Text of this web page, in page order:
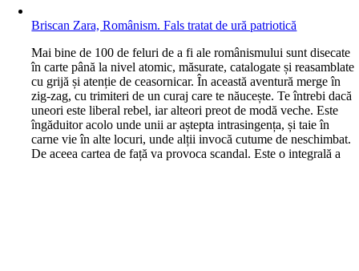
Briscan Zara, Românism. Fals tratat de ură patriotică
Mai bine de 100 de feluri de a fi ale românismului sunt disecate
în carte până la nivel atomic, măsurate, catalogate și reasamblate
cu grijă și atenție de ceasornicar. În această aventură merge în
zig-zag, cu trimiteri de un curaj care te năucește. Te întrebi dacă
uneori este liberal rebel, iar alteori preot de modă veche. Este
îngăduitor acolo unde unii ar aștepta intrasingența, și taie în
carne vie în alte locuri, unde alții invocă cutume de neschimbat.
De aceea cartea de față va provoca scandal. Este o integrală a